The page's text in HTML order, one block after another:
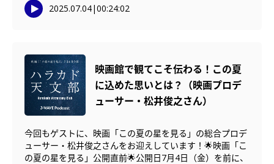
2025.07.04|00:24:02
映画館で観てこそ伝わる！この夏
に込めた思いとは？（映画プロデ
ューサー・松井俊之さん）
今回もゲストに、映画「この夏の星を見る」の総合プロデ
ューサー・松井俊之さんをお迎えしています！🌟映画「こ
の夏の星を見る」公開直前🌟公開日7月4日（金）を前に、